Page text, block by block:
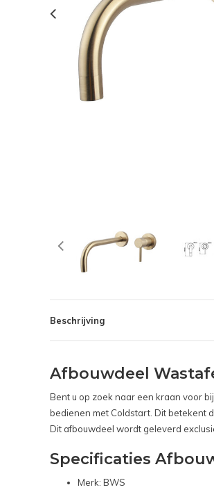
Beschrijving
Afbouwdeel
Bent u op zoek naar een kraan voor
bedienen met Coldstart. Dit betekent
Dit afbouwdeel wordt geleverd
Specificaties
Merk: BWS